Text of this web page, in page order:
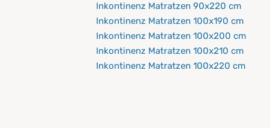
Inkontinenz Matratzen 90x220 cm
Inkontinenz Matratzen 100x190 cm
Inkontinenz Matratzen 100x200 cm
Inkontinenz Matratzen 100x210 cm
Inkontinenz Matratzen 100x220 cm